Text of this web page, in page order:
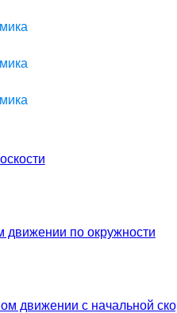
движении по окружности
движении с начальной